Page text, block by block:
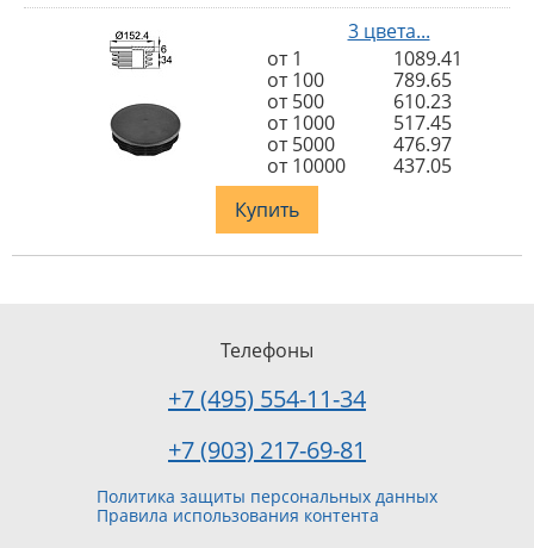
3 цвета...
от 1
1089.41
от 100
789.65
от 500
610.23
от 1000
517.45
от 5000
476.97
от 10000
437.05
Купить
Политика защиты персональных данных
Правила использования контента
Телефоны
+7 (495) 554-11-34
+7 (903) 217-69-81